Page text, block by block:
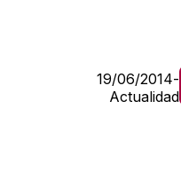
19/06/2014-
Actualidad